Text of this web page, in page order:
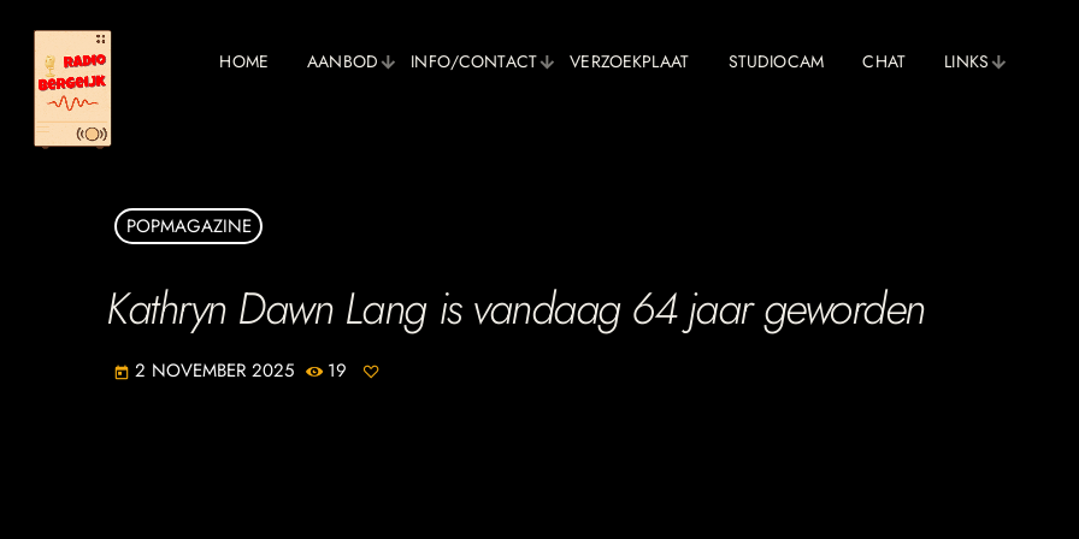
HOME AANBOD INFO/CONTACT VERZOEKPLAAT STUDIOCAM CHAT LINKS
POPMAGAZINE
Kathryn Dawn Lang is vandaag 64 jaar geworden
today 2 NOVEMBER 2025 19